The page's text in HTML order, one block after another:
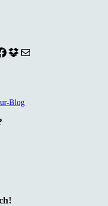
Dropbox
E-Mail
Blog